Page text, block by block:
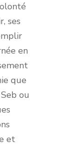
ses
en
que
ou
et